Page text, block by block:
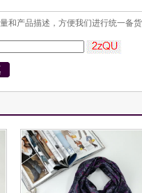
和产品描述，方便我们进行统一备